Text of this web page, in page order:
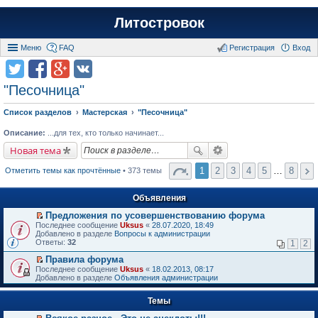
Литостровок
Меню FAQ Вход
Регистрация
"Песочница"
Список разделов Мастерская "Песочница"
Описание: ...для тех, кто только начинает...
Новая тема
Отметить темы как прочтённые• 373 темы 1 2 3 4 5 … 8
Объявления
П
е
р
й
т
и
к
п
в
Предложения по усовершенствованию форума
Последнее сообщение Uksus « 28.07.2020, 18:49
Добавлено в разделе Вопросы к администрации
Ответы: 32 1 2
П
е
р
е
т
Правила форума
Последнее сообщение Uksus « 18.02.2013, 08:17
Добавлено в разделе Объявления администрации
Темы